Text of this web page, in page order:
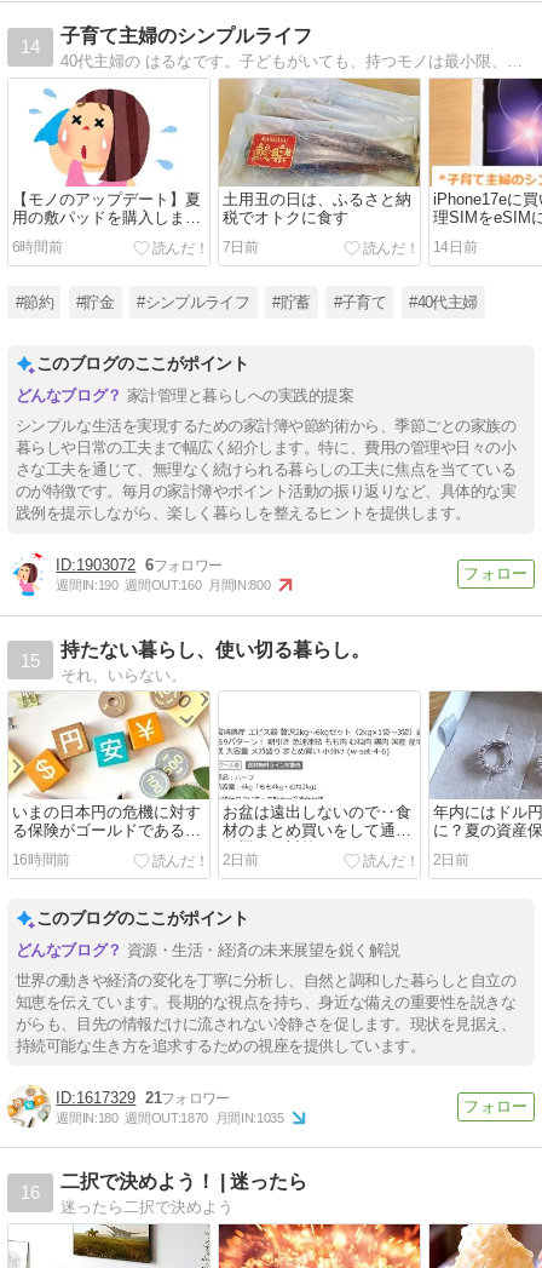
14
子育て主婦のシンプルライフ
40代主婦の はるなです。子どもがいても、持つモノは最小限、ラク家事でシンプルな暮らし。貯蓄に励んでいます。
【モノのアップデート】夏
用の敷パッドを購入しまし
6時間前
土用丑の日は、ふるさと納
税でオトクに食す
7日前
iPhone17eに
理SIMをeSIM
14日前
#節約 #貯金 #シンプルライフ #貯蓄 #子育て #40代主婦
このブログのここがポイント
家計管理と暮らしへの実践的提案
シンプルな生活を実現するための家計簿や節約術から、季節ごとの家族の
暮らしや日常の工夫まで幅広く紹介します。特に、費用の管理や日々の小
さな工夫を通じて、無理なく続けられる暮らしの工夫に焦点を当てている
のが特徴です。毎月の家計簿やポイント活動の振り返りなど、具体的な実
践例を提示しながら、楽しく暮らしを整えるヒントを提供します。
1903072 6
週間IN:190 週間OUT:160 月間IN:800
15
持たない暮らし、使い切る暮らし。
それ、いらない。
いまの日本円の危機に対す
る保険がゴールドである、
ただそれだけ。
16時間前
お盆は遠出しないので‥食
材のまとめ買いをして通貨
危機への対策をしていきま
す。
2日前
年内にはドル
に？夏の資産
イトゴールド
す。
2日前
このブログのここがポイント
資源・生活・経済の未来展望を鋭く解説
世界の動きや経済の変化を丁寧に分析し、自然と調和した暮らしと自立の
知恵を伝えています。長期的な視点を持ち、身近な備えの重要性を説きな
がらも、目先の情報だけに流されない冷静さを促します。現状を見据え、
持続可能な生き方を追求するための視座を提供しています。
1617329 21
週間IN:180 週間OUT:1870 月間IN:1035
16
二択で決めよう！ | 迷ったら
迷ったら二択で決めよう